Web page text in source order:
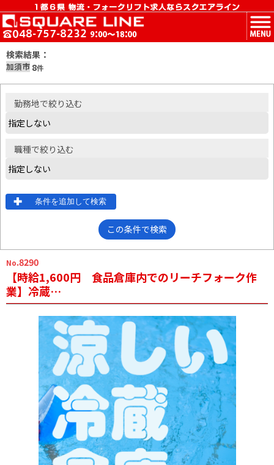
MENU
検索結果：
加須市 8件
勤務地で絞り込む
職種で絞り込む
条件を追加して検索
この条件で検索
No.8290
【時給1,600円 食品倉庫内でのリーチフォーク作
業】冷蔵…